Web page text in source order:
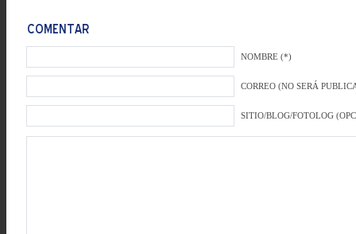
NOMBRE (*)
CORREO (NO SERÁ
SITIO/BLOG/FOTOLOG